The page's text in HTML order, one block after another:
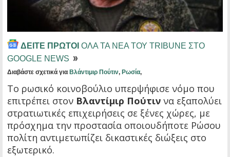
ΔΕΙΤΕ ΠΡΩΤΟΙ ΟΛΑ ΤΑ ΝΕΑ ΤΟΥ TRIBUNE ΣΤΟ
GOOGLE NEWS
Διαβάστε σχετικά για Βλάντιμιρ Πούτιν, Ρωσία,
Το ρωσικό κοινοβούλιο υπερψήφισε νόμο που
επιτρέπει στον Βλαντίμιρ Πούτιν να εξαπολύει
στρατιωτικές επιχειρήσεις σε ξένες χώρες, με
πρόσχημα την προστασία οποιουδήποτε Ρώσου
πολίτη αντιμετωπίζει δικαστικές διώξεις στο
εξωτερικό.